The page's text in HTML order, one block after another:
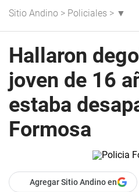
Sitio Andino > Policiales > ▼
Hallaron
joven de 16
estaba
Formosa
Agregar Sitio Andino en